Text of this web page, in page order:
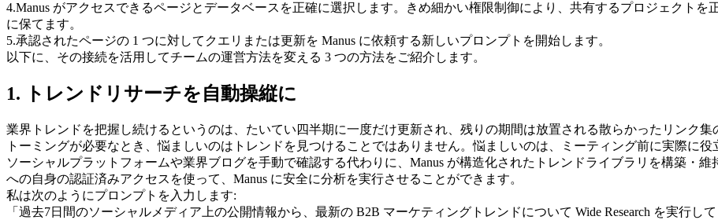
4.Manus がアクセスできるページとデータベースを正確に選択します。きめ細かい権限制御により、共有するプロジェクト
に保てます。
5.承認されたページの 1 つに対してクエリまたは更新を Manus に依頼する新しいプロンプトを開始します。
以下に、その接続を活用してチームの運営方法を変える 3 つの方法をご紹介します。
1. トレンドリサーチを自動操縦に
業界トレンドを把握し続けるというのは、たいてい四半期に一度だけ更新され、残りの期間は放置される散らかったリンク
トーミングが必要なとき、悩ましいのはトレンドを見つけることではありません。悩ましいのは、ミーティング前に実際に役
ソーシャルプラットフォームや業界ブログを手動で確認する代わりに、Manus が構造化されたトレンドライブラリを構築・
への自身の認証済みアクセスを使って、Manus に安全に分析を実行させることができます。
私は次のようにプロンプトを入力します:
「過去7日間のソーシャルメディア上の公開情報から、最新の B2B マーケティングトレンドについて Wide Research を実行し